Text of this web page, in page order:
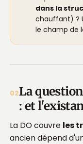
dans la
chauffant) ?
le champ de
02La
: et
La DO couvre les
ancien dépend